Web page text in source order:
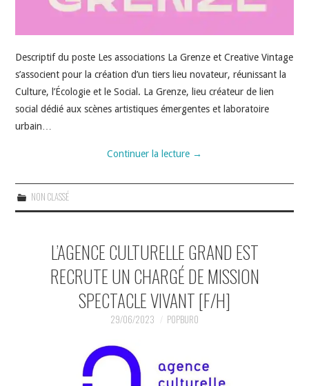
Descriptif du poste Les associations La Grenze et Creative Vintage
s’associent pour la création d’un tiers lieu novateur, réunissant la
Culture, l’Écologie et le Social. La Grenze, lieu créateur de lien
social dédié aux scènes artistiques émergentes et laboratoire
urbain…
Continuer la lecture →
NON CLASSÉ
L’AGENCE CULTURELLE GRAND EST
RECRUTE UN CHARGÉ DE MISSION
SPECTACLE VIVANT [F/H]
29/06/2023 POPBURO